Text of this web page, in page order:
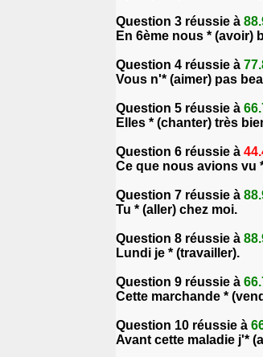
Question 3 réussie à
En 6ème nous * (avoir)
Question 4 réussie à
Vous n'* (aimer) pas
Question 5 réussie à
Elles * (chanter) très
Question 6 réussie à
Ce que nous avions vu
Question 7 réussie à
Tu * (aller) chez moi.
Question 8 réussie à
Lundi je * (travailler).
Question 9 réussie à
Cette marchande *
Question 10 réussie à
Avant cette maladie j'*